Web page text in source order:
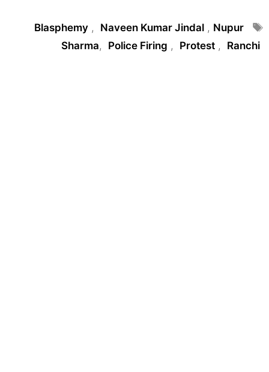
Tags
Blasphemy , Naveen Kumar Jindal , Nupur
Sharma, Police Firing , Protest , Ranchi